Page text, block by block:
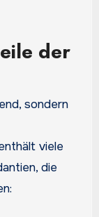
der
sondern
viele
die